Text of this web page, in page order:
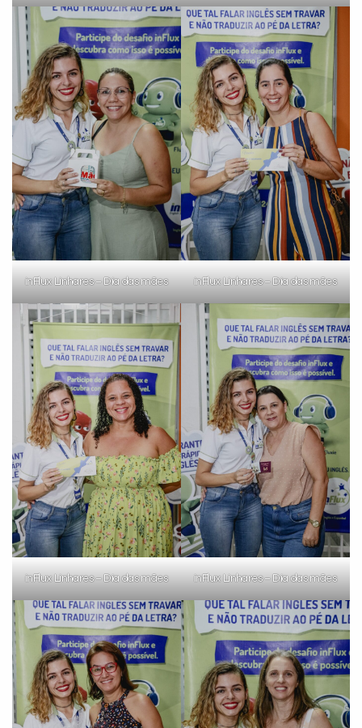
inFlux Linhares – Dia das mães inFlux Linhares – Dia das mães
inFlux Linhares – Dia das mães inFlux Linhares – Dia das mães